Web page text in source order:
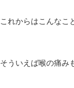
これからはこんなこ
そういえば喉の痛み